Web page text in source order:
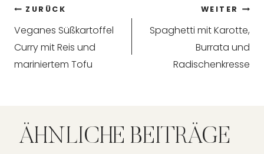
Beitragsnavigation
ZURÜCK
Veganes Süßkartoffel
Curry mit Reis und
mariniertem Tofu
WEITER
Spaghetti mit Karotte,
Burrata und
Radischenkresse
ÄHNLICHE BEITRÄGE